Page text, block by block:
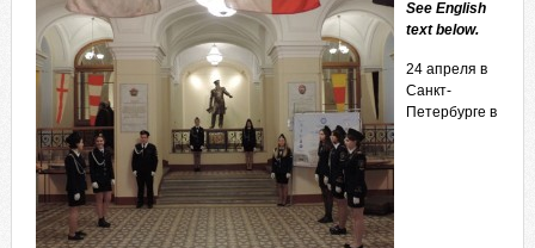
See English
text below.
24 апреля в
Санкт-
Петербурге в